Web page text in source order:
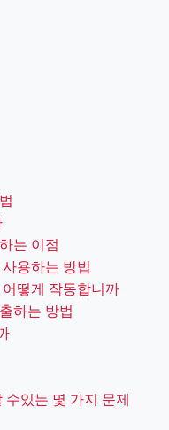
는 이점
용하는 방법
떻게 작동합니까
하는 방법
있는 몇 가지 문제